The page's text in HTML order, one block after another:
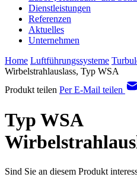
Dienstleistungen
Referenzen
Aktuelles
Unternehmen
Home Luftführungssysteme
Wirbelstrahlauslass, Typ WSA
Produkt teilen Per E-Mail teilen
Typ WSA
Sind Sie an diesem Produkt